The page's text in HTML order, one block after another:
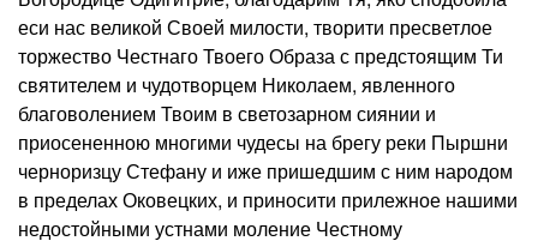
еси нас великой Своей милости, творити пресветлое
торжество Честнаго Твоего Образа с предстоящим Ти
святителем и чудотворцем Николаем, явленного
благоволением Твоим в светозарном сиянии и
приосененною многими чудесы на брегу реки Пыршни
черноризцу Стефану и иже пришедшим с ним народом
в пределах Оковецких, и приносити прилежное нашими
недостойными устнами моление Честному